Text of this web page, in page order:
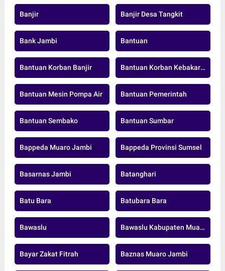
Banjir Banjir Desa Tangkit
Bank Jambi Bantuan
Bantuan Korban Banjir Bantuan Korban Kebakaran
Bantuan Mesin Pompa Air Bantuan Pemerintah
Bantuan Sembako Bantuan Sumbar
Bappeda Muaro Jambi Bappeda Provinsi Sumsel
Basarnas Jambi Batanghari
Batu Bara Batubara Bara
Bawaslu Bawaslu Kabupaten Muaro Jambi
Bayar Zakat Fitrah Baznas Muaro Jambi